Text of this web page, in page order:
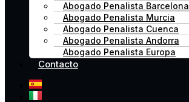
Abogado Penalista Barcelona
Abogado Penalista Murcia
Abogado Penalista Cuenca
Abogado Penalista Andorra
Abogado Penalista Europa
Contacto